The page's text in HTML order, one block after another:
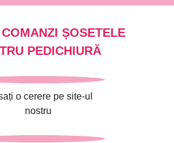
ȘOSETELE
PEDICHIURĂ
o cerere pe site-ul
nostru